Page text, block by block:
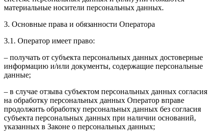
материальные носители персональных данных.
3. Основные права и обязанности Оператора
3.1. Оператор имеет право:
– получать от субъекта персональных данных достоверные
информацию и/или документы, содержащие персональные
данные;
– в случае отзыва субъектом персональных данных согласия
на обработку персональных данных Оператор вправе
продолжить обработку персональных данных без согласия
субъекта персональных данных при наличии оснований,
указанных в Законе о персональных данных;